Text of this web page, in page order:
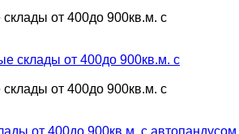
от 400до 900кв.м. с
от 400до 900кв.м. с